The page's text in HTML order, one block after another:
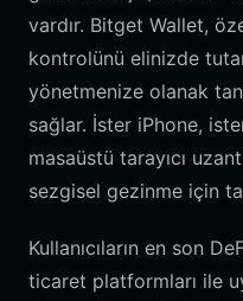
vardır. Bitget Wallet,
kontrolünü elinizde
yönetmenize olanak
sağlar. İster iPhone,
masaüstü tarayıcı
sezgisel gezinme için
Kullanıcıların en son
ticaret platformları ile